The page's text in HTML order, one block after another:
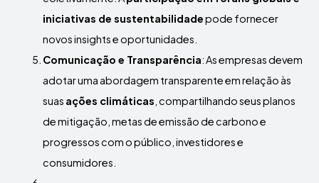
iniciativas de sustentabilidadepode fornecer
novos insights e oportunidades.
Comunicação e Transparência: As empresas devem
adotar uma abordagem transparente em relação às
suas ações climáticas , compartilhando seus planos
de mitigação, metas de emissão de carbono e
progressos com o público, investidores e
consumidores.